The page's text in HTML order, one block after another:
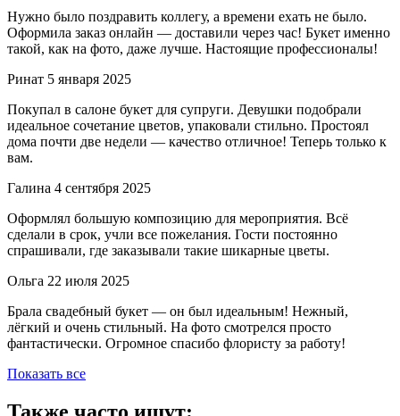
Нужно было поздравить коллегу, а времени ехать не было.
Оформила заказ онлайн — доставили через час! Букет именно
такой, как на фото, даже лучше. Настоящие профессионалы!
Ринат 5 января 2025
Покупал в салоне букет для супруги. Девушки подобрали
идеальное сочетание цветов, упаковали стильно. Простоял
дома почти две недели — качество отличное! Теперь только к
вам.
Галина 4 сентября 2025
Оформлял большую композицию для мероприятия. Всё
сделали в срок, учли все пожелания. Гости постоянно
спрашивали, где заказывали такие шикарные цветы.
Ольга 22 июля 2025
Брала свадебный букет — он был идеальным! Нежный,
лёгкий и очень стильный. На фото смотрелся просто
фантастически. Огромное спасибо флористу за работу!
Показать все